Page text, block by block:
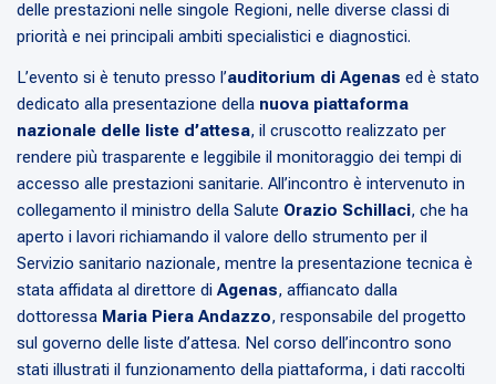
delle prestazioni nelle singole Regioni, nelle diverse classi di
priorità e nei principali ambiti specialistici e diagnostici.
L’evento si è tenuto presso l’auditorium di Agenas ed è stato
dedicato alla presentazione della nuova piattaforma
nazionale delle liste d’attesa, il cruscotto realizzato per
rendere più trasparente e leggibile il monitoraggio dei tempi di
accesso alle prestazioni sanitarie. All’incontro è intervenuto in
collegamento il ministro della Salute Orazio Schillaci, che ha
aperto i lavori richiamando il valore dello strumento per il
Servizio sanitario nazionale, mentre la presentazione tecnica è
stata affidata al direttore di Agenas, affiancato dalla
dottoressa Maria Piera Andazzo, responsabile del progetto
sul governo delle liste d’attesa. Nel corso dell’incontro sono
stati illustrati il funzionamento della piattaforma, i dati raccolti